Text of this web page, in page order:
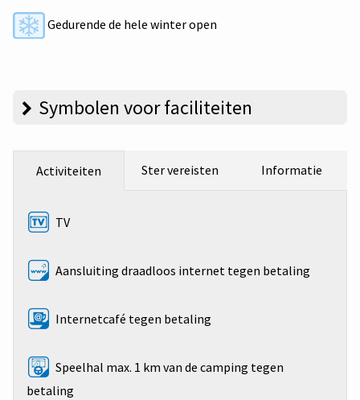
Gedurende de hele winter open
Symbolen voor faciliteiten
Activiteiten Ster vereisten Informatie
TV
Aansluiting draadloos internet tegen betaling
Internetcafé tegen betaling
Speelhal max. 1 km van de camping tegen
betaling